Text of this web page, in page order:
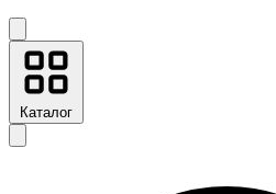
Каталог